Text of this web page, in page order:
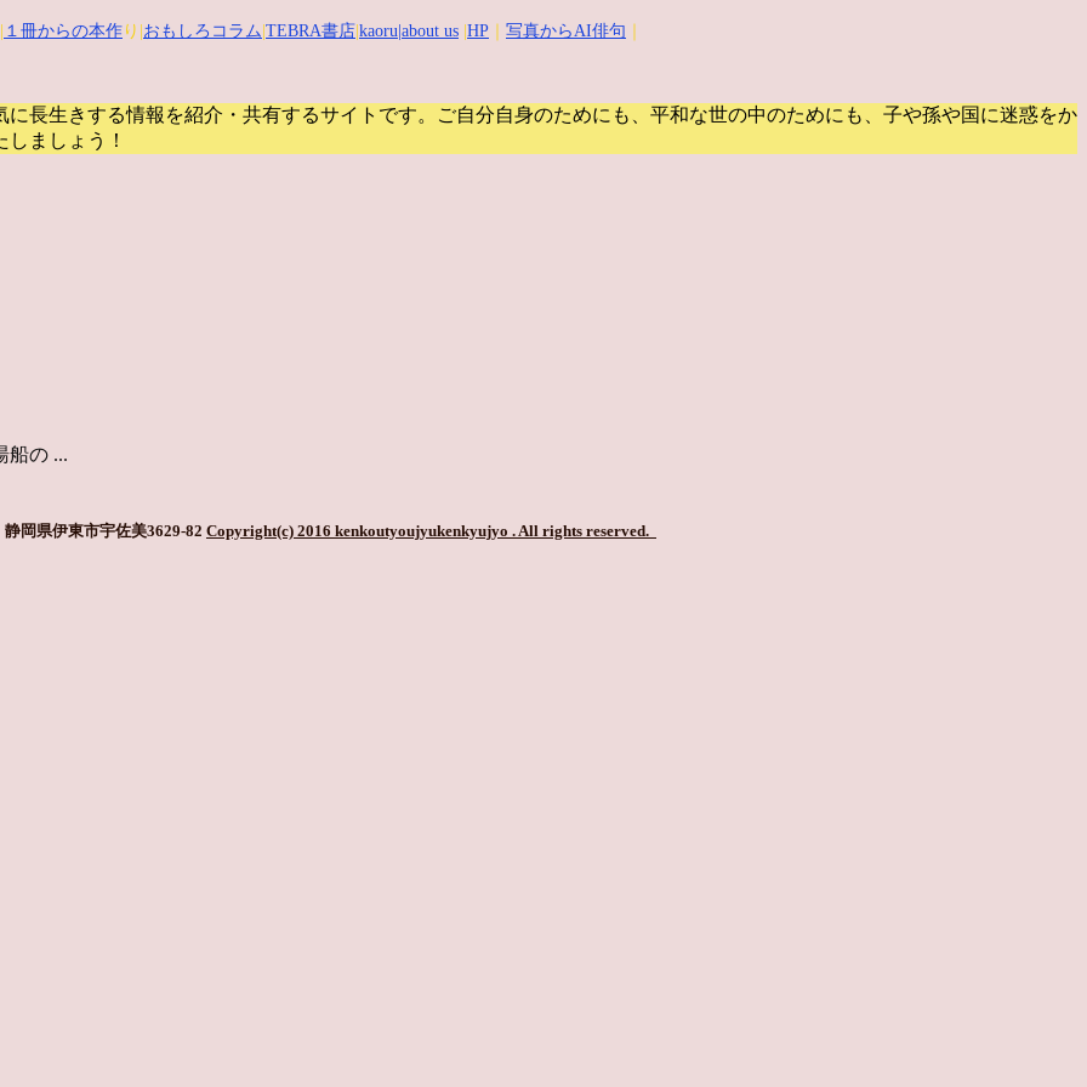
１冊からの本作 り| おもしろコラム TEBRA書店 kaoru |about us HP 写真からAI俳句
長生きする情報を紹介・共有するサイトです。
ご自分自身のためにも、平和な世の中のためにも、子や孫や国に迷惑をか
ましょう！
船の ...
岡県伊東市宇佐美3629-82 Copyright(c) 2016 kenkoutyoujyukenkyujyo . All rights reserved.